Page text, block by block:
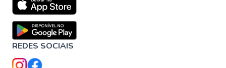
REDES SOCIAIS